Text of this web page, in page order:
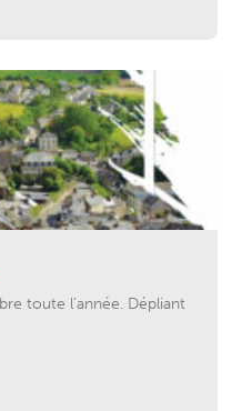
toute l’année. Dépliant